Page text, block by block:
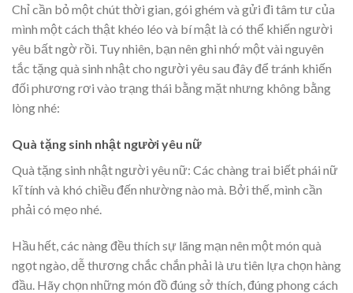
Chỉ cần bỏ một chút thời gian, gói ghém và gửi đi tâm tư của
mình một cách thật khéo léo và bí mật là có thể khiến người
yêu bất ngờ rồi. Tuy nhiên, bạn nên ghi nhớ một vài nguyên
tắc tặng quà sinh nhật cho người yêu sau đây để tránh khiến
đối phương rơi vào trạng thái bằng mặt nhưng không bằng
lòng nhé:
Quà tặng sinh nhật người yêu nữ
Quà tặng sinh nhật người yêu nữ: Các chàng trai biết phái nữ
kĩ tính và khó chiều đến nhường nào mà. Bởi thế, mình cần
phải có mẹo nhé.
Hầu hết, các nàng đều thích sự lãng mạn nên một món quà
ngọt ngào, dễ thương chắc chắn phải là ưu tiên lựa chọn hàng
đầu. Hãy chọn những món đồ đúng sở thích, đúng phong cách